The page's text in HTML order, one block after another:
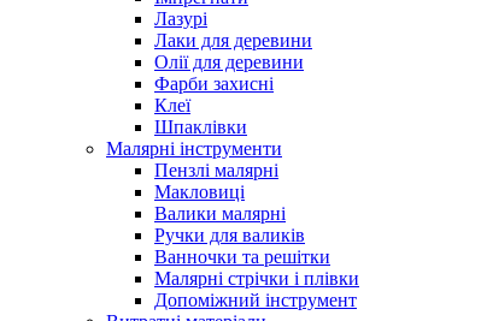
Лазурі
Лаки для деревини
Олії для деревини
Фарби захисні
Клеї
Шпаклівки
Малярні інструменти
Пензлі малярні
Макловиці
Валики малярні
Ручки для валиків
Ванночки та решітки
Малярні стрічки і плівки
Допоміжний інструмент